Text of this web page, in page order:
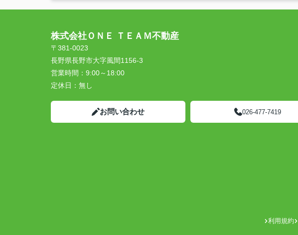
株式会社ＯＮＥ ＴＥＡＭ不動産
〒381-0023
長野県長野市大字風間1156-3
営業時間： 9:00～18:00
定休日： 無し
お問い合わせ 026-477-7419
利用規約